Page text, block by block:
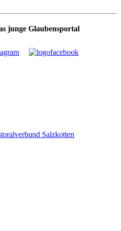
junge Glaubensportal